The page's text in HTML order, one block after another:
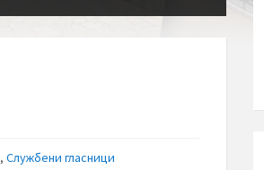
,Службени гласници